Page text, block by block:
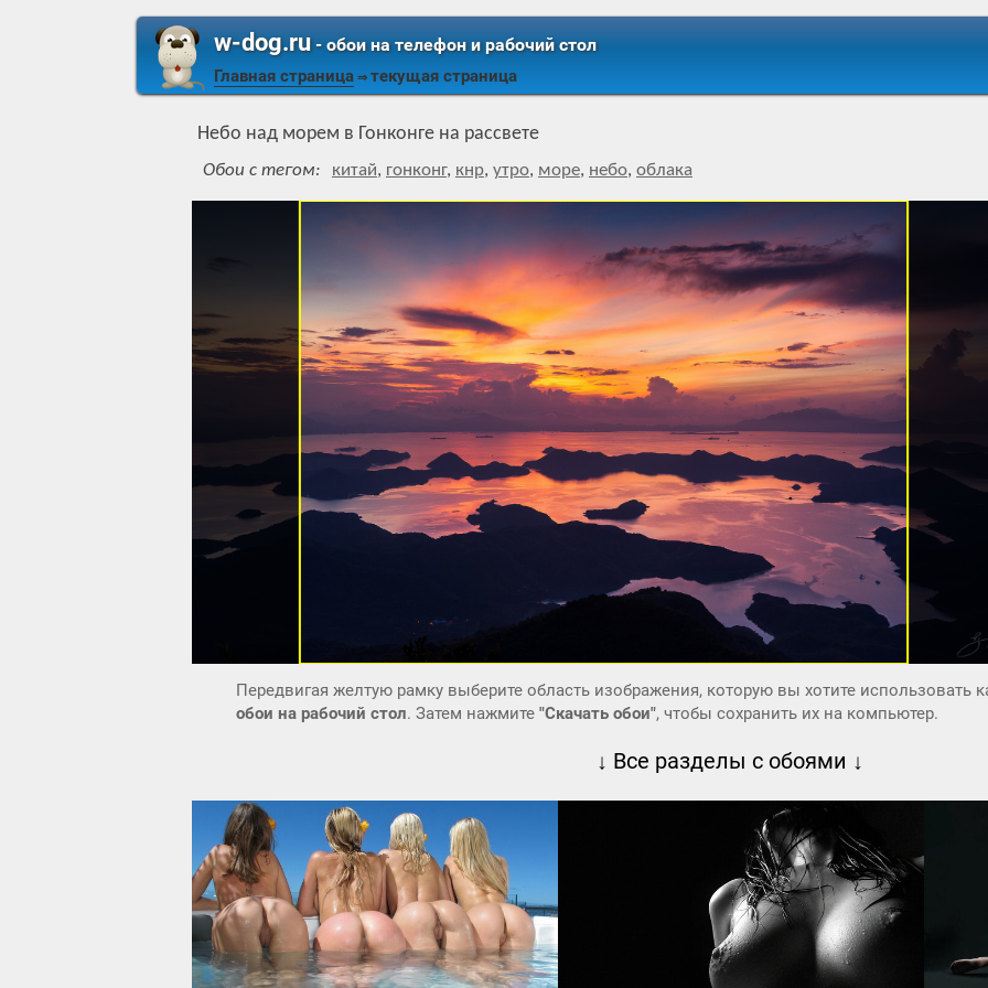
w-dog.ru- обои на телефон и рабочий стол
Главная страница ⇒ текущая страница
Небо над морем в Гонконге на рассвете
Обои с тегом: китай, гонконг, кнр, утро, море, небо, облака
Передвигая желтую рамку выберите область изображения, которую вы хотите использовать
обои на рабочий стол. Затем нажмите "Скачать обои", чтобы сохранить их на компьютер.
↓ Все разделы с обоями ↓